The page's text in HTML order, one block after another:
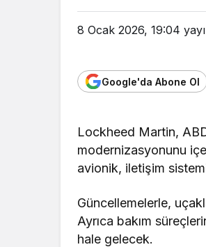
8 Ocak 2026, 19:04
Google'da Abone Ol
Lockheed Martin,
modernizasyonunu
avionik, iletişim
Güncellemelerle,
Ayrıca bakım
hale gelecek.